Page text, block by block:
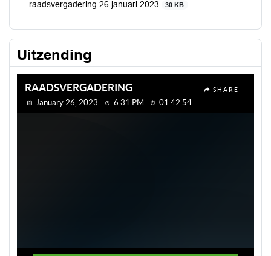
raadsvergadering 26 januari 2023
30 KB
Uitzending